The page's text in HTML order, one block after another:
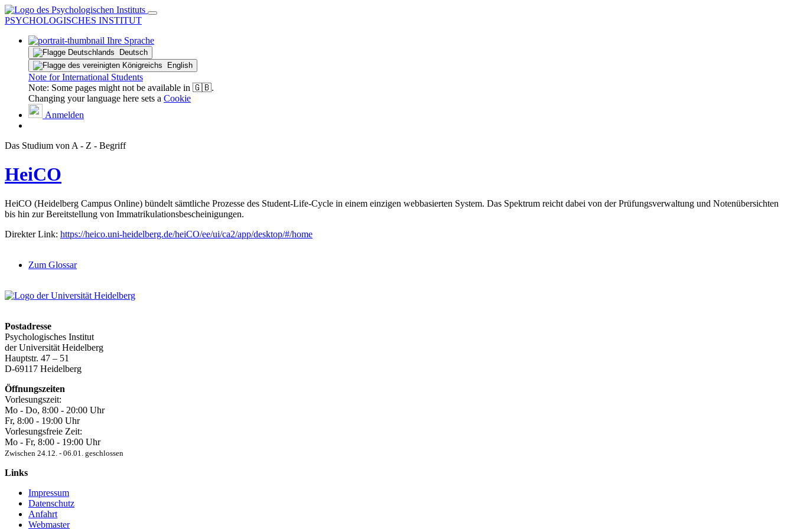
PSYCHOLOGISCHES INSTITUT
Ihre Sprache
Deutsch
English
Note for International Students
Note: Some pages might not be available in 🇬🇧.
Changing your language here sets a Cookie
Anmelden
Das Studium von A - Z - Begriff
HeiCO
HeiCO (Heidelberg Campus Online) bündelt sämtliche Prozesse des Student-Life-Cycle in einem einzigen webbasierten System. Das Spektrum reicht dabei von der Prüfungsverwaltung und Notenübersichten
bis hin zur Bereitstellung von Immatrikulationsbescheinigungen.
Direkter Link: https://heico.uni-heidelberg.de/heiCO/ee/ui/ca2/app/desktop/#/home
Zum Glossar
Postadresse
Psychologisches Institut
der Universität Heidelberg
Hauptstr. 47 – 51
D-69117 Heidelberg
Öffnungszeiten
Vorlesungszeit:
Mo - Do, 8:00 ‐ 20:00 Uhr
Fr, 8:00 ‐ 19:00 Uhr
Vorlesungsfreie Zeit:
Mo - Fr, 8:00 ‐ 19:00 Uhr
Zwischen 24.12. ‐ 06.01. geschlossen
Links
Impressum
Datenschutz
Anfahrt
Webmaster